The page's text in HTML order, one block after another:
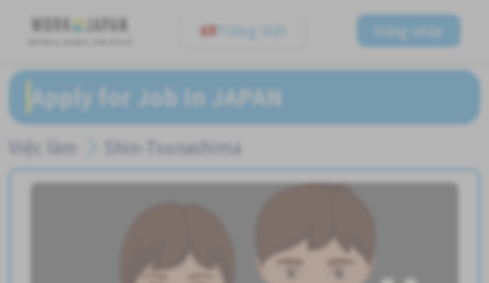
Tiếng Việt Đăng nhập
Apply for Job In JAPAN
Việc làm Shin-Tsunashima